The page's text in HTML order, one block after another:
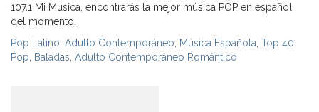
107.1 Mi Musica, encontrarás la mejor música POP en español
del momento.
Pop Latino Adulto Contemporáneo Música Española Top 40
Pop Baladas Adulto Contemporáneo Romántico